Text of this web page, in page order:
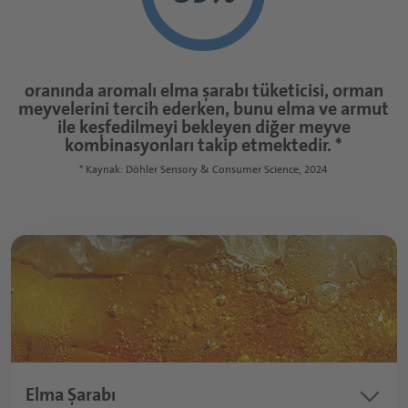
Kahvaltılık Gevrekler
Öğün Yerine Geçen İçecekler
Besleyici Atıştırmalıklar
Nutrasötikler Giriş Sayfası
Tabletler
Toz Ürünler
oranında aromalı elma şarabı tüketicisi, orman
meyvelerini tercih ederken, bunu elma ve armut
ile keşfedilmeyi bekleyen diğer meyve
kombinasyonları takip etmektedir. *
* Kaynak: Döhler Sensory & Consumer Science, 2024
Elma Şarabı keyboard_arrow_down